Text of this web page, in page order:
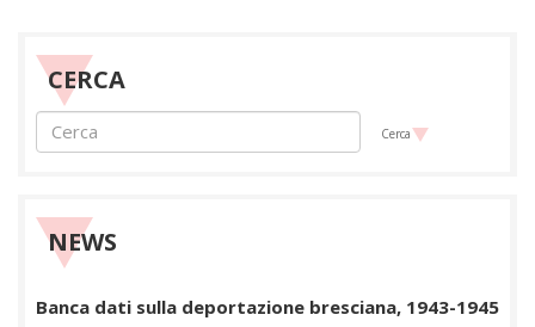
CERCA
Cerca
NEWS
Banca dati sulla deportazione bresciana, 1943-1945